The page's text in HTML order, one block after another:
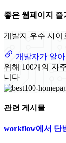
좋은 웹페이지 즐
개발자 우수 사이
개발자가 알
위해 100개의 자
니다
관련 게시물
workflow에서 단